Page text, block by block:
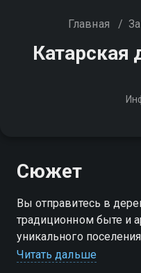
Главная /
Катарская
Сюжет
Вы отправитесь в
традиционном быте и
уникального
старинного Катара
Читать дальше